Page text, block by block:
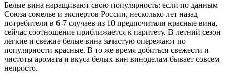
Белые вина наращивают свою популярность: если по данным
Союза сомелье и экспертов России, несколько лет назад
потребители в 6-7 случаев из 10 предпочитали красные вина,
сейчас соотношение приближается к паритету. В летний сезон
легкие и свежие белые вина зачастую опережают по
популярности красные. В то же время добиться свежести и
чистоты аромата и вкуса белых вин виноделам бывает совсем
непросто.